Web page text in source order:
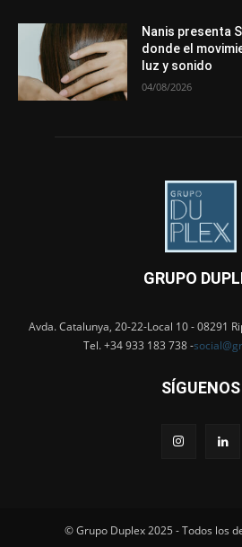
Nanis presenta
donde el
luz y sonido
04/08/2026
GRUPO
Avda. Catalunya, 20-22-Local 10 - 08291
Tel. +34 933 183 738 -
SÍGUENOS
© Grupo Duplex 2025 - Todos los